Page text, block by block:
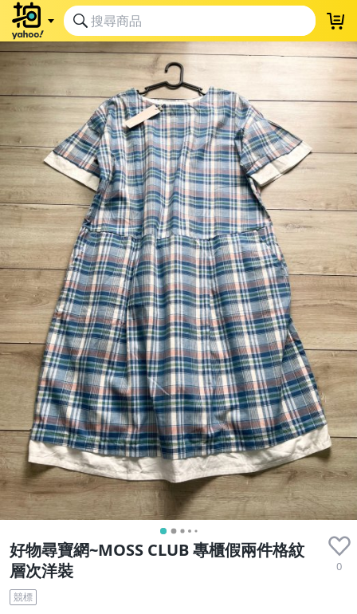
好物尋寶網~MOSS CLUB 專櫃假兩件格紋
層次洋裝
0
競標